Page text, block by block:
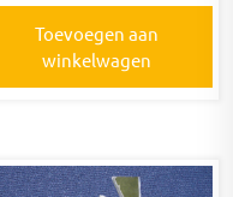
Toevoegen aan
winkelwagen